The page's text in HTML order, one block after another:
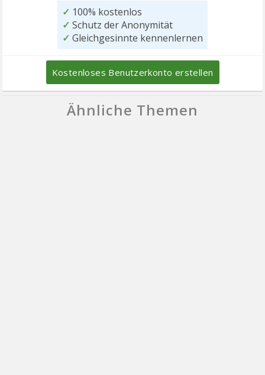
✓ 100% kostenlos
✓ Schutz der Anonymität
✓ Gleichgesinnte kennenlernen
Kostenloses Benutzerkonto erstellen
Ähnliche Themen